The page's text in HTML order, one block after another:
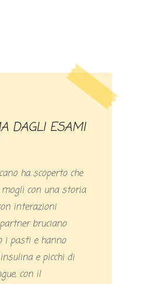
ha scoperto che
con una storia
interazioni
bruciano
i pasti e hanno
e picchi di
con il